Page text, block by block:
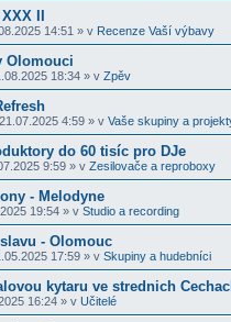
II
14:51 » v Recenze Vaší výbavy
Olomouci
18:34 » v Zpěv
21.07.2025 4:59 » v Vaše skupiny a
do 60 tisíc pro DJe
9:59 » v Zesilovače a reproboxy
- Melodyne
19:54 » v Studio a recording
- Olomouc
17:59 » v Skupiny a hudebníci
kytaru ve strednich
16:24 » v Učitelé